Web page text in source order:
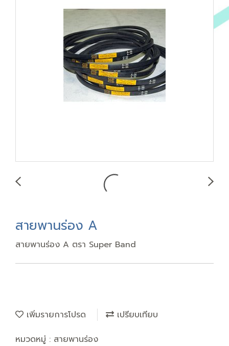
สายพานร่อง A
สายพานร่อง A ตรา Super Band
เพิ่มรายการโปรด
เปรียบเทียบ
หมวดหมู่ : สายพานร่อง